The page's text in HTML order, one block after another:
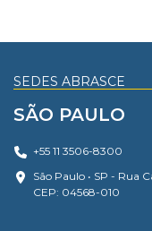
SEDES ABRASCE
SÃO PAULO
+55 11 3506-8300
São Paulo • SP - Rua
CEP: 04568-010